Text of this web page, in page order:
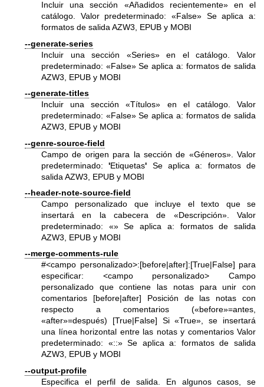
Incluir una sección «Añadidos recientemente» en el
catálogo. Valor predeterminado: «False» Se aplica a:
formatos de salida AZW3, EPUB y MOBI
--generate-series
Incluir una sección «Series» en el catálogo. Valor
predeterminado: «False» Se aplica a: formatos de salida
AZW3, EPUB y MOBI
--generate-titles
Incluir una sección «Títulos» en el catálogo. Valor
predeterminado: «False» Se aplica a: formatos de salida
AZW3, EPUB y MOBI
--genre-source-field
Campo de origen para la sección de «Géneros». Valor
predeterminado:'Etiquetas' Se aplica a: formatos de
salida AZW3, EPUB y MOBI
--header-note-source-field
Campo personalizado que incluye el texto que se
insertará en la cabecera de «Descripción». Valor
predeterminado: «» Se aplica a: formatos de salida
AZW3, EPUB y MOBI
--merge-comments-rule
#<campo personalizado>:[before|after]:[True|False] para
especificar: <campo personalizado> Campo
personalizado que contiene las notas para unir con
comentarios [before|after] Posición de las notas con
respecto a comentarios («before»=antes,
«after»=después) [True|False] Si «True», se insertará
una línea horizontal entre las notas y comentarios Valor
predeterminado: «::» Se aplica a: formatos de salida
AZW3, EPUB y MOBI
--output-profile
Especifica el perfil de salida. En algunos casos, se